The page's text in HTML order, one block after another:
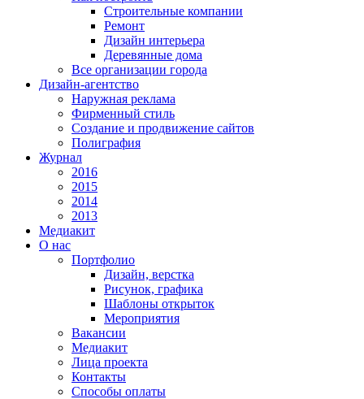
Строительные компании
Ремонт
Дизайн интерьера
Деревянные дома
Все организации города
Дизайн-агентство
Наружная реклама
Фирменный стиль
Создание и продвижение сайтов
Полиграфия
Журнал
2016
2015
2014
2013
Медиакит
О нас
Портфолио
Дизайн, верстка
Рисунок, графика
Шаблоны открыток
Мероприятия
Вакансии
Медиакит
Лица проекта
Контакты
Способы оплаты